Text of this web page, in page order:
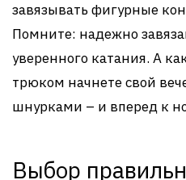
завязывать фигурные
Помните: надежно
уверенного катания. А
трюком начнете свой
шнурками – и вперед к
Выбор